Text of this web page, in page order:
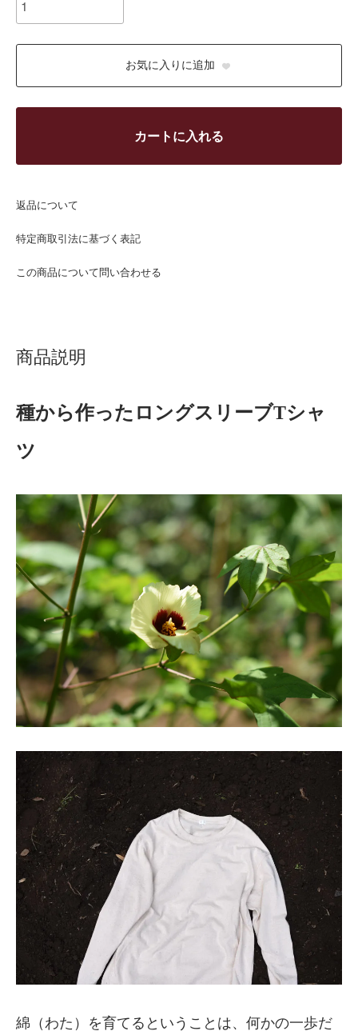
お気に入りに追加
カートに入れる
返品について
特定商取引法に基づく表記
この商品について問い合わせる
商品説明
種から作ったロングスリーブTシャ
ツ
綿（わた）を育てるということは、何かの一歩だ